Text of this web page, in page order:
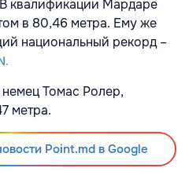
В квалификации Мардаре
в 80,46 метра. Ему же
национальный рекорд –
Томас Ролер,
метра.
Point.md в Google